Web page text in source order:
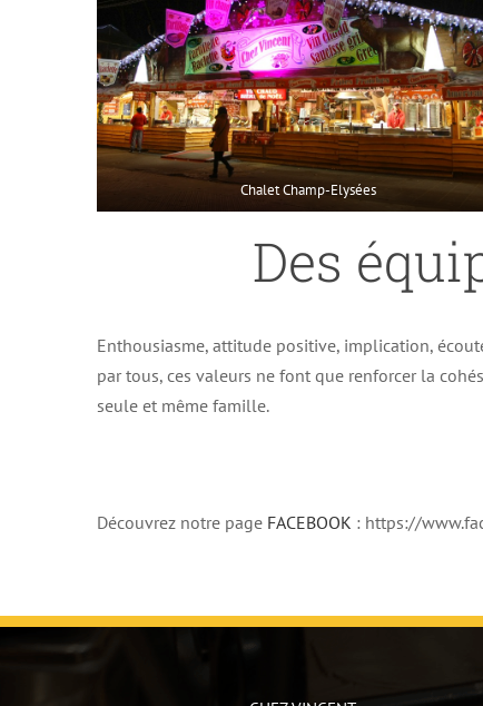
Chalet Champ-Elysées
Des
Enthousiasme, attitude positive, implication,
par tous, ces valeurs ne font que renforcer la
seule et même famille.
Découvrez notre page FACEBOOK : https://